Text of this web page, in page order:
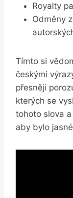
Royalty
Odměny
Tímto si
českými
přesněji
kterých se
tohoto slova a
aby bylo